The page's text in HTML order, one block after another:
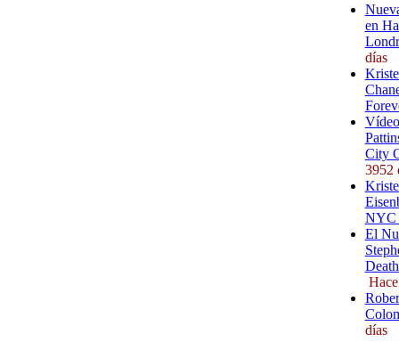
en
días
City
3952
NYC
El
días